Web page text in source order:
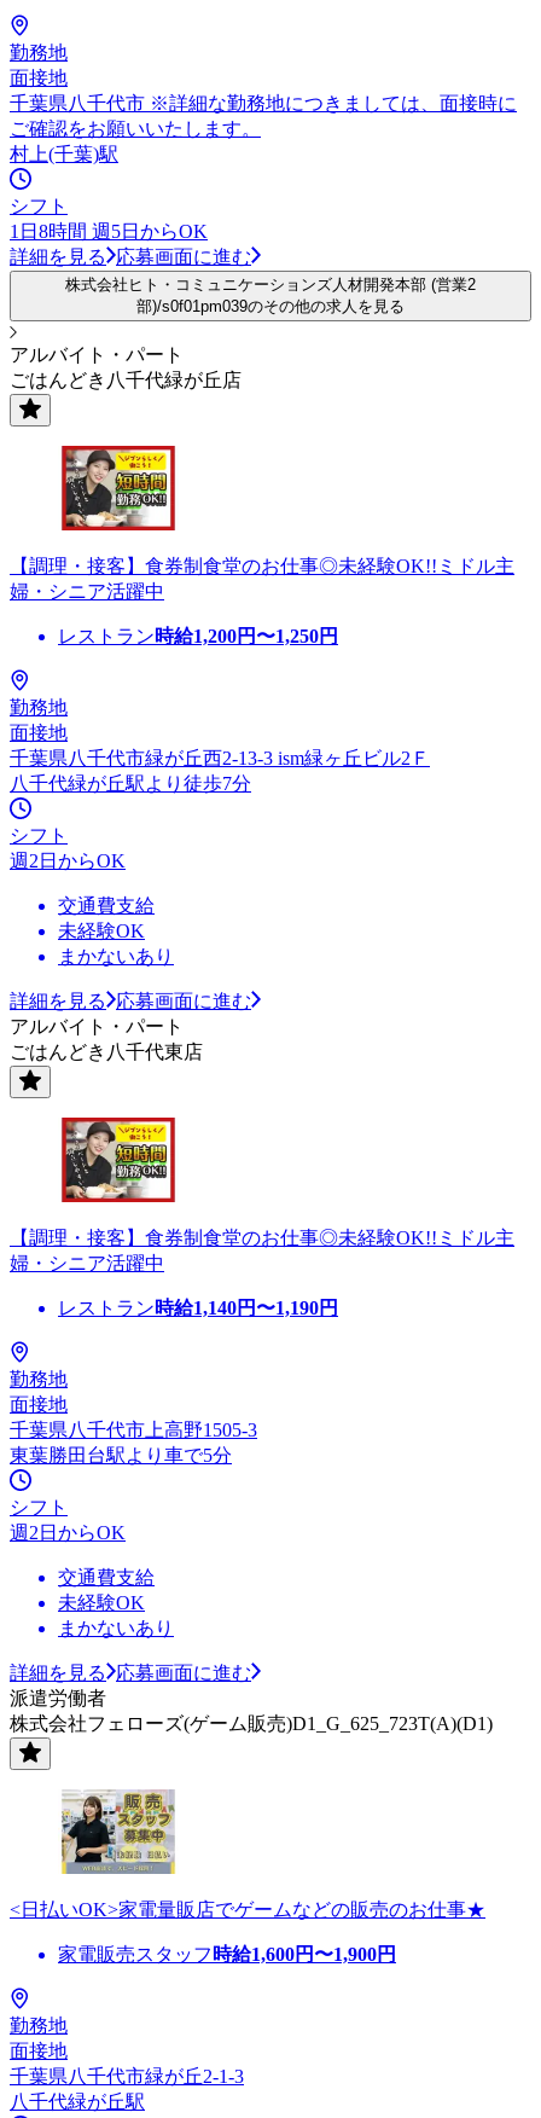
勤務地
面接地
千葉県八千代市 ※詳細な勤務地につきましては、面接時に
ご確認をお願いいたします。
村上(千葉)駅
シフト
1日8時間 週5日からOK
詳細を見る
応募画面に進む
株式会社ヒト・コミュニケーションズ人材開発本部 (営業2
部)/s0f01pm039のその他の求人を見る
アルバイト・パート
ごはんどき八千代緑が丘店
【調理・接客】食券制食堂のお仕事◎未経験OK!!ミドル主
婦・シニア活躍中
レストラン時給1,200円〜1,250円
勤務地
面接地
千葉県八千代市緑が丘西2-13-3 ism緑ヶ丘ビル2Ｆ
八千代緑が丘駅より徒歩7分
シフト
週2日からOK
交通費支給
未経験OK
まかないあり
詳細を見る
応募画面に進む
アルバイト・パート
ごはんどき八千代東店
【調理・接客】食券制食堂のお仕事◎未経験OK!!ミドル主
婦・シニア活躍中
レストラン時給1,140円〜1,190円
勤務地
面接地
千葉県八千代市上高野1505-3
東葉勝田台駅より車で5分
シフト
週2日からOK
交通費支給
未経験OK
まかないあり
詳細を見る
応募画面に進む
派遣労働者
株式会社フェローズ(ゲーム販売)D1_G_625_723T(A)(D1)
<日払いOK>家電量販店でゲームなどの販売のお仕事★
家電販売スタッフ 時給1,600円〜1,900円
勤務地
面接地
千葉県八千代市緑が丘2-1-3
八千代緑が丘駅